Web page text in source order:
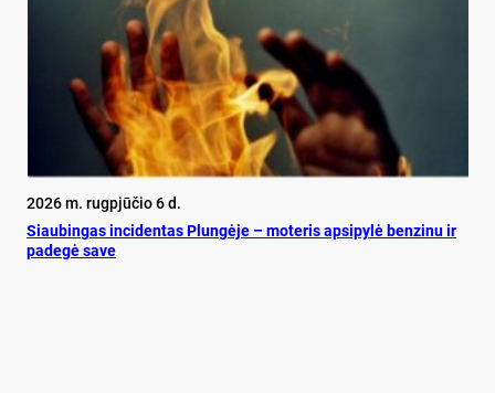
2026 m. rugpjūčio 6 d.
Siau­bin­gas in­ci­den­tas Plun­gė­je – mo­te­ris ap­si­py­lė ben­zi­nu ir
pa­de­gė sa­ve